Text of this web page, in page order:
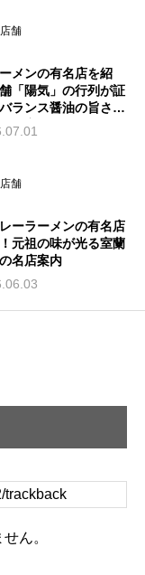
店舗
メンの有名店を紹
「陽気」の行列が証
ランス醤油の旨さ、
秘密とは
店舗
ーラーメンの有名店
元祖の味が光る室蘭
名店案内
ん。